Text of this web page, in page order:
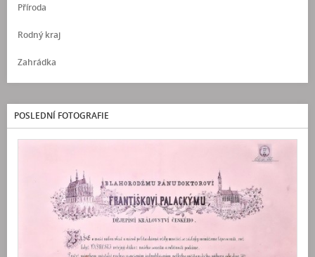
Příroda
Rodný kraj
Zahrádka
POSLEDNÍ FOTOGRAFIE